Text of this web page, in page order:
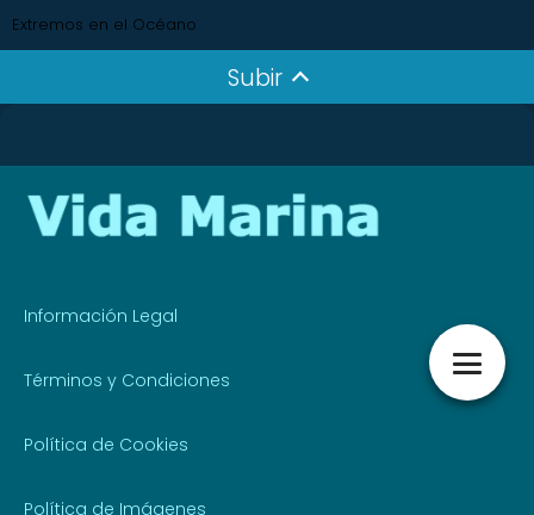
Extremos en el Océano
Subir
Información Legal
Términos y Condiciones
Política de Cookies
Política de Imágenes